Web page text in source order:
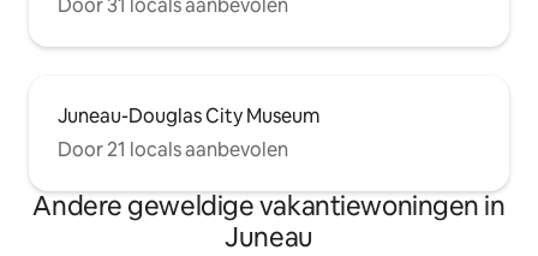
Door 31 locals aanbevolen
Juneau-Douglas City Museum
Door 21 locals aanbevolen
Andere geweldige vakantiewoningen in
Juneau